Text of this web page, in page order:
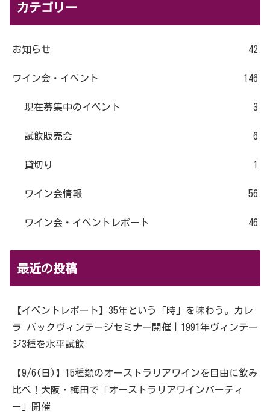
カテゴリー
お知らせ 42
ワイン会・イベント 146
現在募集中のイベント 3
試飲販売会 6
貸切り 1
ワイン会情報 56
ワイン会・イベントレポート 46
最近の投稿
【イベントレポート】35年という「時」を味わう。カレ
ラ バックヴィンテージセミナー開催｜1991年ヴィンテー
ジ3種を水平試飲
【9/6(日)】15種類のオーストラリアワインを自由に飲み
比べ！大阪・梅田で「オーストラリアワインパーティ
ー」開催